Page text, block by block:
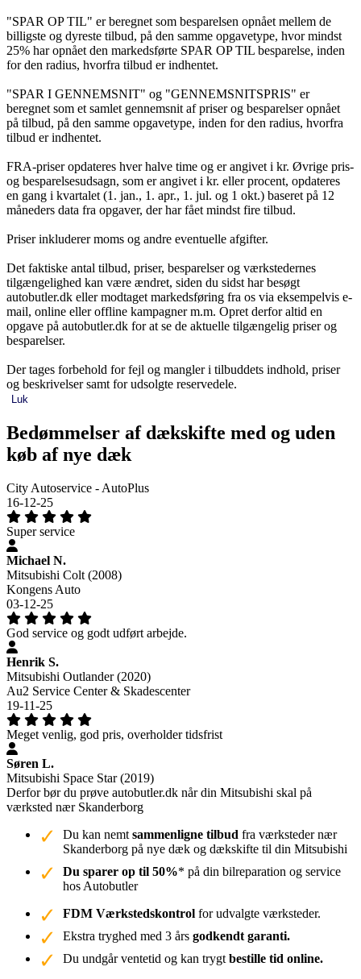
"SPAR OP TIL" er beregnet som besparelsen opnået mellem de
billigste og dyreste tilbud, på den samme opgavetype, hvor mindst
25% har opnået den markedsførte SPAR OP TIL besparelse, inden
for den radius, hvorfra tilbud er indhentet.
"SPAR I GENNEMSNIT" og "GENNEMSNITSPRIS" er
beregnet som et samlet gennemsnit af priser og besparelser opnået
på tilbud, på den samme opgavetype, inden for den radius, hvorfra
tilbud er indhentet.
FRA-priser opdateres hver halve time og er angivet i kr. Øvrige pris-
og besparelsesudsagn, som er angivet i kr. eller procent, opdateres
en gang i kvartalet (1. jan., 1. apr., 1. jul. og 1 okt.) baseret på 12
måneders data fra opgaver, der har fået mindst fire tilbud.
Priser inkluderer moms og andre eventuelle afgifter.
Det faktiske antal tilbud, priser, besparelser og værkstedernes
tilgængelighed kan være ændret, siden du sidst har besøgt
autobutler.dk eller modtaget markedsføring fra os via eksempelvis e-
mail, online eller offline kampagner m.m. Opret derfor altid en
opgave på autobutler.dk for at se de aktuelle tilgængelig priser og
besparelser.
Der tages forbehold for fejl og mangler i tilbuddets indhold, priser
og beskrivelser samt for udsolgte reservedele.
Luk
Bedømmelser af dækskifte med og uden
køb af nye dæk
City Autoservice - AutoPlus
16-12-25
Super service
Michael N.
Mitsubishi Colt (2008)
Kongens Auto
03-12-25
God service og godt udført arbejde.
Henrik S.
Mitsubishi Outlander (2020)
Au2 Service Center & Skadescenter
19-11-25
Meget venlig, god pris, overholder tidsfrist
Søren L.
Mitsubishi Space Star (2019)
Derfor bør du prøve autobutler.dk når din Mitsubishi skal på
værksted nær Skanderborg
Du kan nemtsammenligne tilbud fra værksteder nær
Skanderborg på nye dæk og dækskifte til din Mitsubishi
Du sparer op til 50%* på din bilreparation og service
hos Autobutler
FDM Værkstedskontrol for udvalgte værksteder.
Ekstra tryghed med 3 års godkendt garanti.
Du undgår ventetid og kan trygtbestille tid online.